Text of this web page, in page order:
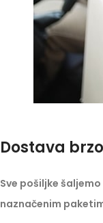
Dostava
Sve pošiljke
naznačenim